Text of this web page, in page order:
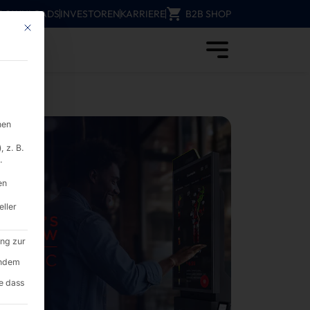
INVESTORENKARRIERE B2B SHOP
Mit diesem Button wird der Dialog geschlossen. Seine Funktionalität
z. B.
zur
dass